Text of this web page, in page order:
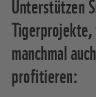
manchmal
profitieren: